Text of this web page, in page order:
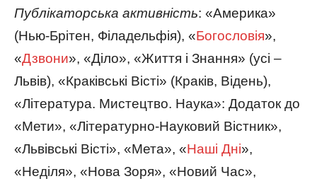
Публікаторська активність: «Америка»
(Нью-Брітен, Філадельфія), «Богословія»,
«Дзвони», «Діло», «Життя і Знання» (усі –
Львів), «Краківські Вісті» (Краків, Відень),
«Література. Мистецтво. Наука»: Додаток до
«Мети», «Літературно-Науковий Вістник»,
«Львівські Вісті», «Мета», «Наші Дні»,
«Неділя», «Нова Зоря», «Новий Час»,